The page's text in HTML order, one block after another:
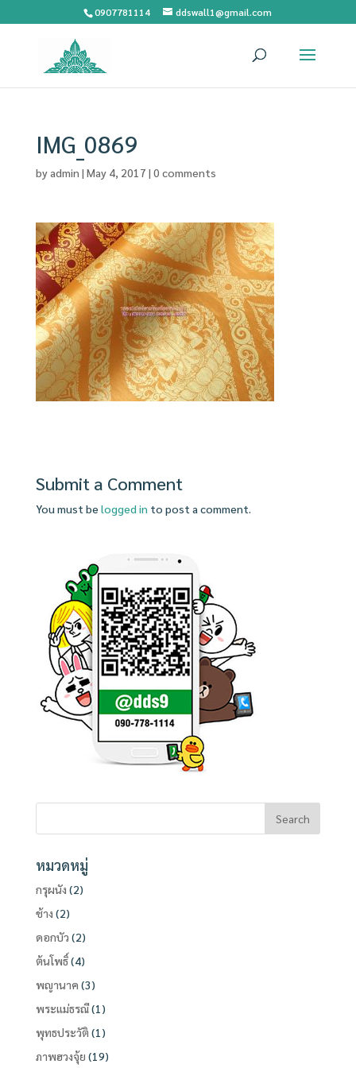
0907781114 ddswall1@gmail.com
IMG_0869
byadmin | May 4, 2017 | 0 comments
Submit a Comment
You must be logged in to post a comment.
หมวดหมู่
กรุผนัง (2)
ช้าง (2)
ดอกบัว (2)
ต้นโพธิ์(4)
พญานาค (3)
พระแม่ธรณี(1)
พุทธประวัติ (1)
ภาพฮวงจุ้ย (19)